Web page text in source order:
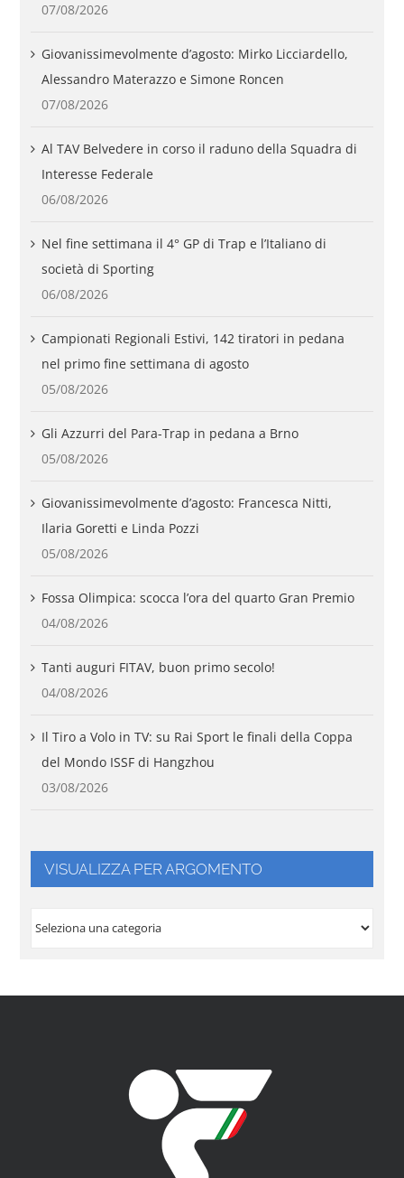
07/08/2026
Giovanissimevolmente d’agosto: Mirko Licciardello,
Alessandro Materazzo e Simone Roncen
07/08/2026
Al TAV Belvedere in corso il raduno della Squadra di
Interesse Federale
06/08/2026
Nel fine settimana il 4° GP di Trap e l’Italiano di
società di Sporting
06/08/2026
Campionati Regionali Estivi, 142 tiratori in pedana
nel primo fine settimana di agosto
05/08/2026
Gli Azzurri del Para-Trap in pedana a Brno
05/08/2026
Giovanissimevolmente d’agosto: Francesca Nitti,
Ilaria Goretti e Linda Pozzi
05/08/2026
Fossa Olimpica: scocca l’ora del quarto Gran Premio
04/08/2026
Tanti auguri FITAV, buon primo secolo!
04/08/2026
Il Tiro a Volo in TV: su Rai Sport le finali della Coppa
del Mondo ISSF di Hangzhou
03/08/2026
VISUALIZZA PER ARGOMENTO